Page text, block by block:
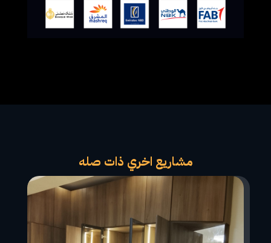
مشاريع اخري ذات صله